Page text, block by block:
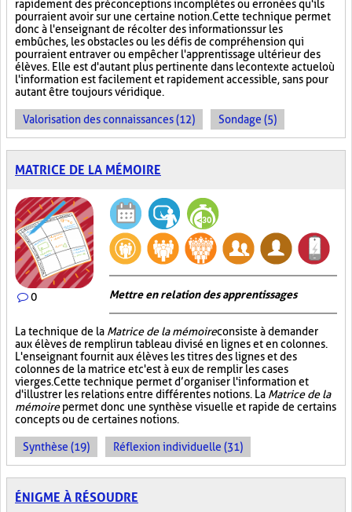
rapidement des préconceptions incomplètes ou erronées qu'ils
pourraient avoir sur une certaine notion. Cette technique permet
donc à l'enseignant de récolter des informations sur les
embûches, les obstacles ou les défis de compréhension qui
pourraient entraver ou empêcher l'apprentissage ultérieur des
élèves. Elle est d'autant plus pertinente dans le contexte actuel où
l'information est facilement et rapidement accessible, sans pour
autant être toujours véridique.
Valorisation des connaissances (12) Sondage (5)
MATRICE DE LA MÉMOIRE
0 Mettre en relation des apprentissages
La technique de la Matrice de la mémoireconsiste à demander
aux élèves de remplir un tableau divisé en lignes et en colonnes.
L'enseignant fournit aux élèves les titres des lignes et des
colonnes de la matrice et c'est à eux de remplir les cases
vierges. Cette technique permet d’organiser l'information et
d'illustrer les relations entre différentes notions. La Matrice de la
mémoirepermet donc une synthèse visuelle et rapide de certains
concepts ou de certaines notions.
Synthèse (19) Réflexion individuelle (31)
ÉNIGME À RÉSOUDRE